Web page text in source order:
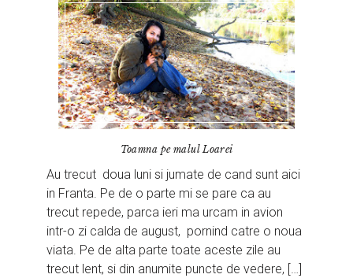
Toamna pe malul Loarei
Au trecut doua luni si jumate de cand sunt aici
in Franta. Pe de o parte mi se pare ca au
trecut repede, parca ieri ma urcam in avion
intr-o zi calda de august, pornind catre o noua
viata. Pe de alta parte toate aceste zile au
trecut lent, si din anumite puncte de vedere, […]